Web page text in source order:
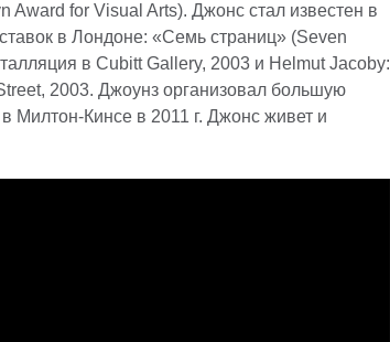
Award for Visual Arts). Джонс стал известен в
в Лондоне: «Семь страниц» (Seven
в Cubitt Gallery, 2003 и Helmut Jacoby:
2003. Джоунз организовал большую
Милтон-Кинсе в 2011 г. Джонс живет и